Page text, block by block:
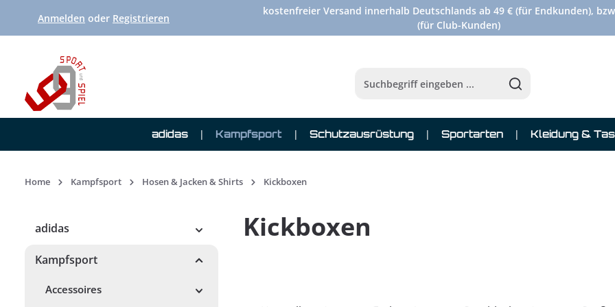
Hauptinhalt springen
Zur Suche springen
Zur Hauptnavigation springen
Anmelden oder Registrieren
kostenfreier Versand innerhalb Deutschlands ab 49 € (für Endkunden),
(für Club-Kunden)
adidas Kampfsport Schutzausrüstung Sportarten Kleidung &
Home Kampfsport Hosen & Jacken & Shirts Kickboxen
adidas
Kampfsport
Accessoires
Kickboxen